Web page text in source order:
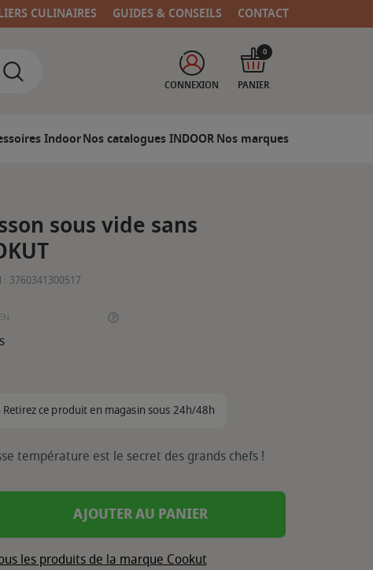
CULINAIRES GUIDES & CONSEILS CONTACT
CONNEXION PANIER
0
IndoorNos catalogues INDOORNos marques
sous vide sans
: 3760341300517
Retirez ce produit en magasin sous 24h/48h
température est le secret des grands chefs !
AJOUTER AU PANIER
les produits de la marque Cookut